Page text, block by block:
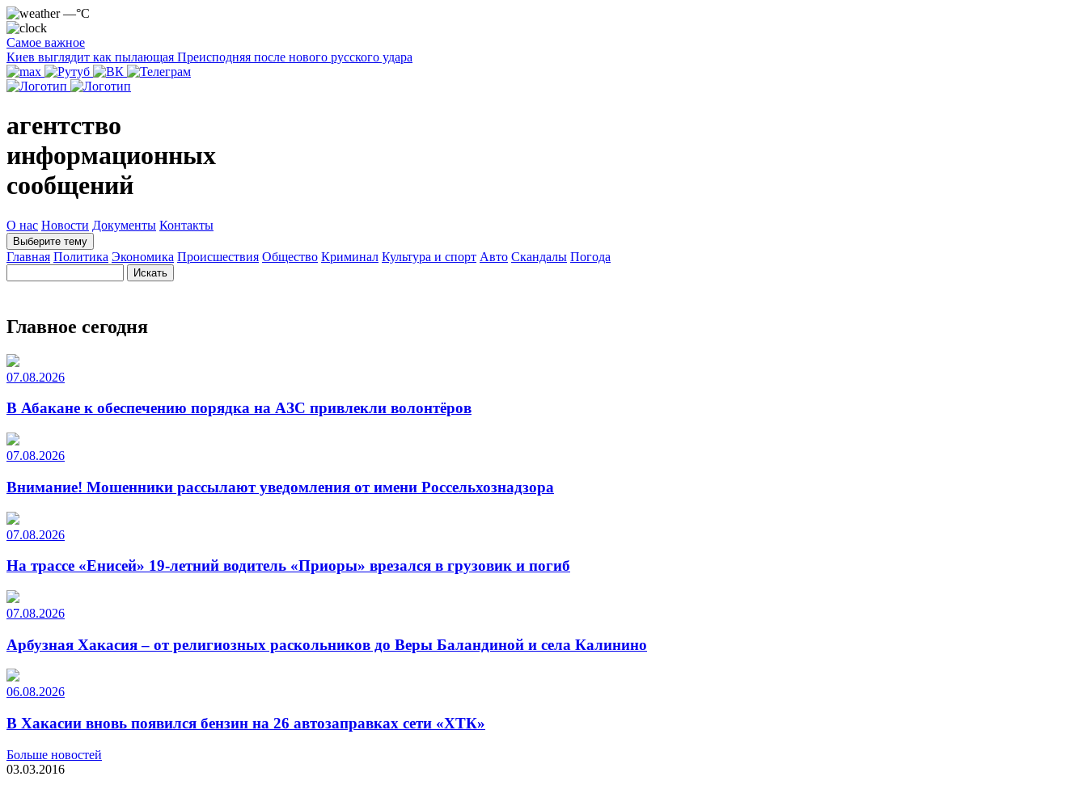
—°C
Самое важное
Киев выглядит как пылающая Преисподняя после нового русского удара
агентство
информационных
сообщений
О нас Новости Документы Контакты
Выберите тему
Главная Политика Экономика Происшествия Общество Криминал Культура и спорт Авто Скандалы Погода
Главное сегодня
07.08.2026
В Абакане к обеспечению порядка на АЗС привлекли волонтёров
07.08.2026
Внимание! Мошенники рассылают уведомления от имени Россельхознадзора
07.08.2026
На трассе «Енисей» 19-летний водитель «Приоры» врезался в грузовик и погиб
07.08.2026
Арбузная Хакасия – от религиозных раскольников до Веры Баландиной и села Калинино
06.08.2026
В Хакасии вновь появился бензин на 26 автозаправках сети «ХТК»
Больше новостей
03.03.2016